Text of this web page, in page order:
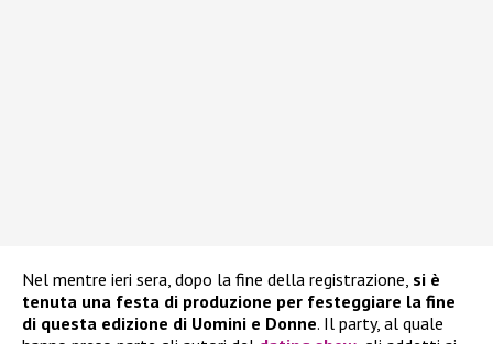
Nel mentre ieri sera, dopo la fine della registrazione, si è
tenuta una festa di produzione per festeggiare la fine
di questa edizione di Uomini e Donne. Il party, al quale